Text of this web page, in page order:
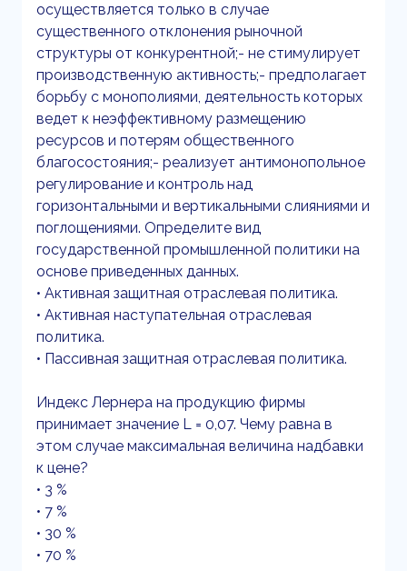
осуществляется только в случае
существенного отклонения рыночной
структуры от конкурентной;- не стимулирует
производственную активность;- предполагает
борьбу с монополиями, деятельность которых
ведет к неэффективному размещению
ресурсов и потерям общественного
благосостояния;- реализует антимонопольное
регулирование и контроль над
горизонтальными и вертикальными слияниями и
поглощениями. Определите вид
государственной промышленной политики на
основе приведенных данных.
• Активная защитная отраслевая политика.
• Активная наступательная отраслевая
политика.
• Пассивная защитная отраслевая политика.
Индекс Лернера на продукцию фирмы
принимает значение L = 0,07. Чему равна в
этом случае максимальная величина надбавки
к цене?
• 3 %
• 7 %
• 30 %
• 70 %